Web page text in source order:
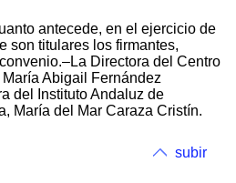
antecede, en el ejercicio de
son titulares los firmantes,
Directora del Centro
Abigail Fernández
del Instituto Andaluz de
María del Mar Caraza Cristín.
subir